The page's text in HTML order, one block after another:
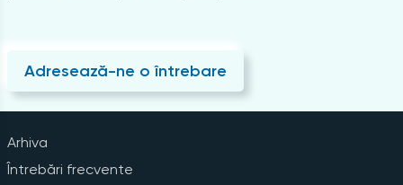
Adresează-ne o întrebare
Arhiva
Întrebări frecvente